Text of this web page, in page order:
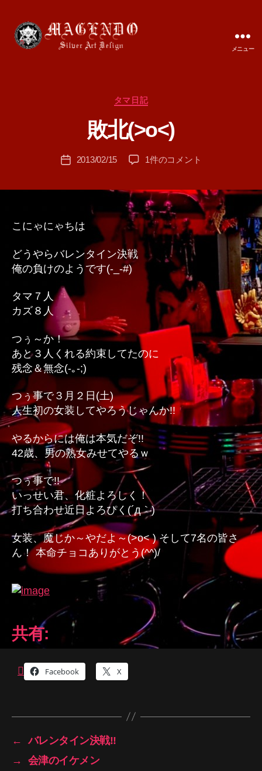
メニュー
カ
ゴ
リ
タマ日記
敗北(>o<)
投
者
T
A
投
2013/02/15
敗
へ
の
1件のコメント
こにゃにゃちは
どうやらバレンタイン決戦
俺の負けのようです(-_-#)
タマ７人
カズ８人
つぅ～か！
あと３人くれる約束してたのに
残念＆無念(-｡-;)
つぅ事で３月２日(土)
人生初の女装してやろうじゃんか!!
やるからには俺は本気だぞ!!
42歳、男の熟女みせてやるｗ
つぅ事で!!
いっせい君、化粧よろしく！
打ち合わせ近日よろぴく(´д｀)
女装、魔じか～やだよ～(>o< ) そして7名の皆さ
ん！ 本命チョコありがとう(^^)/
共有:
Facebook X
←
バレンタイン決戦!!
→
会津のイケメン